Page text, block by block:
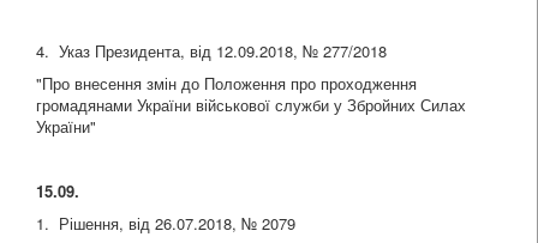
4. Указ Президента, від 12.09.2018, № 277/2018
"Про внесення змін до Положення про проходження
громадянами України військової служби у Збройних Силах
України"
15.09.
1. Рішення, від 26.07.2018, № 2079